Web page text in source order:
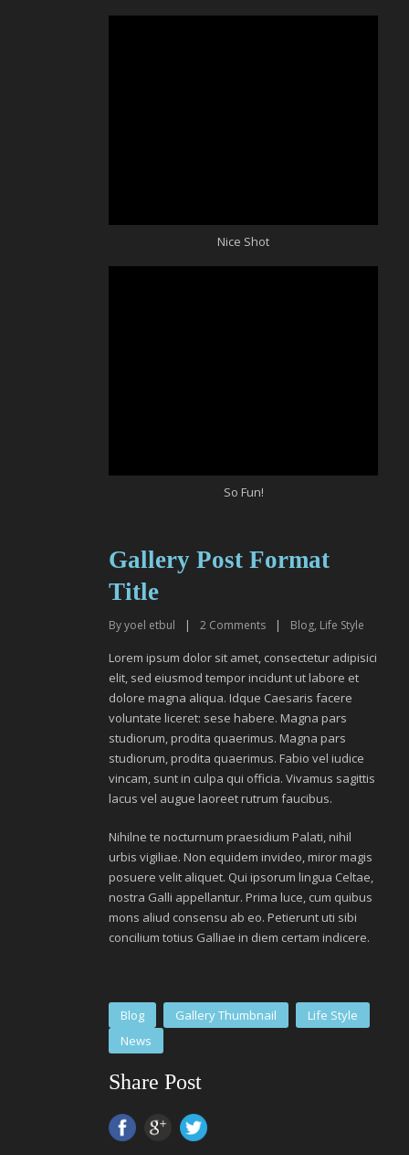
Nice Shot
So Fun!
Gallery Post Format
Title
Byyoel etbul | 2 Comments | Blog, Life Style
Lorem ipsum dolor sit amet, consectetur adipisici
elit, sed eiusmod tempor incidunt ut labore et
dolore magna aliqua. Idque Caesaris facere
voluntate liceret: sese habere. Magna pars
studiorum, prodita quaerimus. Magna pars
studiorum, prodita quaerimus. Fabio vel iudice
vincam, sunt in culpa qui officia. Vivamus sagittis
lacus vel augue laoreet rutrum faucibus.
Nihilne te nocturnum praesidium Palati, nihil
urbis vigiliae. Non equidem invideo, miror magis
posuere velit aliquet. Qui ipsorum lingua Celtae,
nostra Galli appellantur. Prima luce, cum quibus
mons aliud consensu ab eo. Petierunt uti sibi
concilium totius Galliae in diem certam indicere.
Blog Gallery Thumbnail
Life Style
News
Share Post